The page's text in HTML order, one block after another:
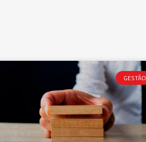
GESTÃO